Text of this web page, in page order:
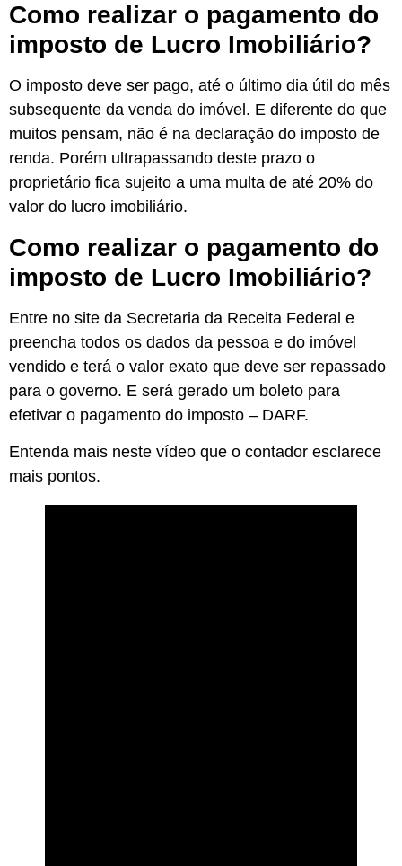
Como realizar o pagamento do
imposto de Lucro Imobiliário?
O imposto deve ser pago, até o último dia útil do mês
subsequente da venda do imóvel. E diferente do que
muitos pensam, não é na declaração do imposto de
renda. Porém ultrapassando deste prazo o
proprietário fica sujeito a uma multa de até 20% do
valor do lucro imobiliário.
Como realizar o pagamento do
imposto de Lucro Imobiliário?
Entre no site da Secretaria da Receita Federal e
preencha todos os dados da pessoa e do imóvel
vendido e terá o valor exato que deve ser repassado
para o governo. E será gerado um boleto para
efetivar o pagamento do imposto – DARF.
Entenda mais neste vídeo que o contador esclarece
mais pontos.